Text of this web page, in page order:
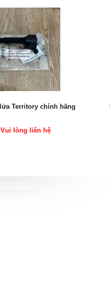
Territory chính hãng
Vui lòng liên hệ